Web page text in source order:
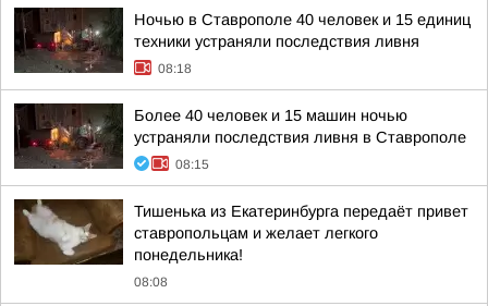
Ночью в Ставрополе 40 человек и 15 единиц
техники устраняли последствия ливня
08:18
Более 40 человек и 15 машин ночью
устраняли последствия ливня в Ставрополе
08:15
Тишенька из Екатеринбурга передаёт привет
ставропольцам и желает легкого
понедельника!
08:08